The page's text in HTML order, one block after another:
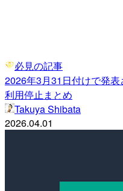
必見の記事
2026年3月31日付けで発
利用停止まとめ
Takuya Shibata
2026.04.01